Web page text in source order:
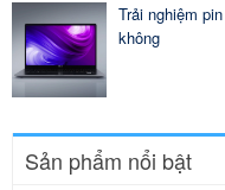
Trải nghiệm
không
Sản phẩm nổi bật